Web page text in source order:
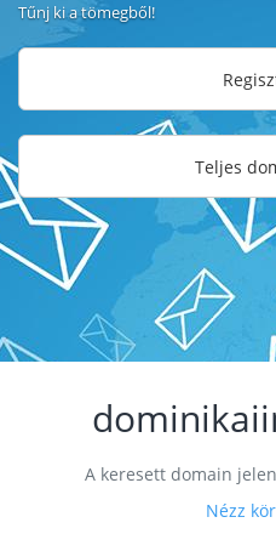
Tűnj ki a tömegből!
Teljes
A keresett domain
Nézz